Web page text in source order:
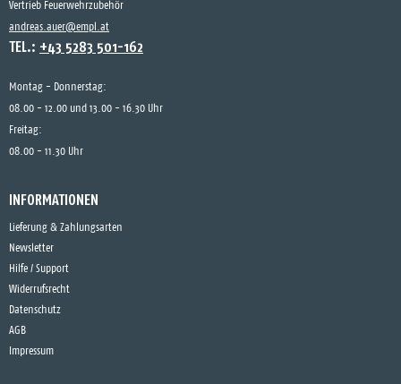
Vertrieb Feuerwehrzubehör
andreas.auer@empl.at
TEL.: +43 5283 501-162
Montag - Donnerstag:
08.00 - 12.00 und 13.00 - 16.30 Uhr
Freitag:
08.00 - 11.30 Uhr
INFORMATIONEN
Lieferung & Zahlungsarten
Newsletter
Hilfe / Support
Widerrufsrecht
Datenschutz
AGB
Impressum